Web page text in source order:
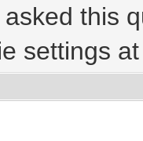
this
settings